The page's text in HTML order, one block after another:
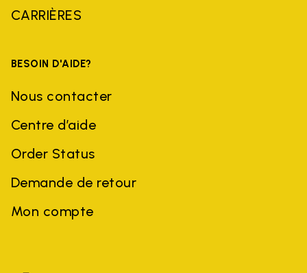
CARRIÈRES
BESOIN D'AIDE?
Nous contacter
Centre d’aide
Order Status
Demande de retour
Mon compte